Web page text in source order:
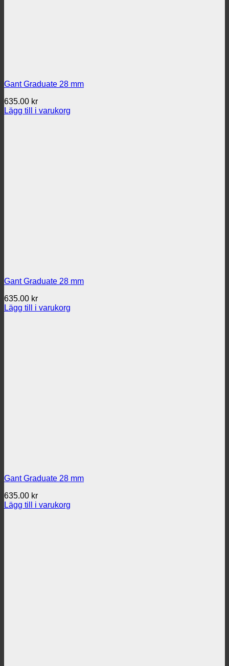
Gant Graduate 28 mm
635.00 kr
Lägg till i varukorg
Gant Graduate 28 mm
635.00 kr
Lägg till i varukorg
Gant Graduate 28 mm
635.00 kr
Lägg till i varukorg